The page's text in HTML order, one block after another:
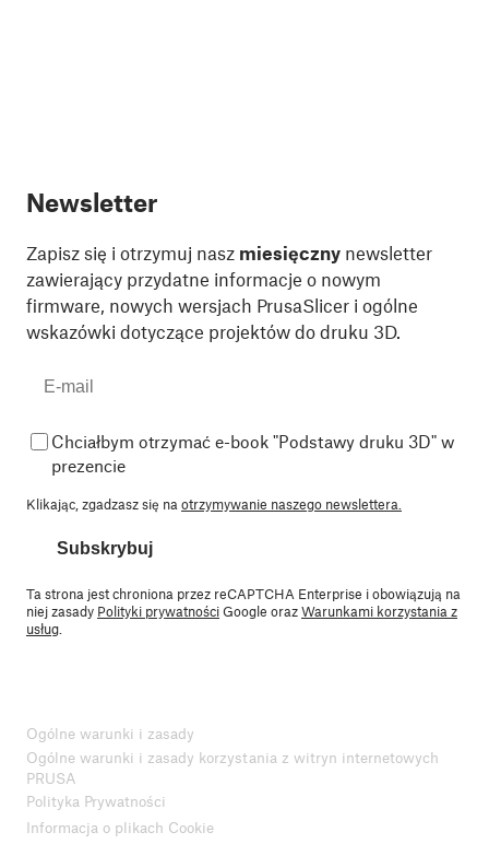
Newsletter
Zapisz się i otrzymuj nasz miesięczny newsletter
zawierający przydatne informacje o nowym
firmware, nowych wersjach PrusaSlicer i ogólne
wskazówki dotyczące projektów do druku 3D.
Chciałbym otrzymać e-book "Podstawy druku 3D" w
prezencie
Klikając, zgadzasz się na otrzymywanie naszego newslettera.
Subskrybuj
Ta strona jest chroniona przez reCAPTCHA Enterprise i obowiązują na
niej zasady Polityki prywatnościGoogle orazWarunkami korzystania z
usług
Ogólne warunki i zasady
Ogólne warunki i zasady korzystania z witryn internetowych
PRUSA
Polityka Prywatności
Informacja o plikach Cookie